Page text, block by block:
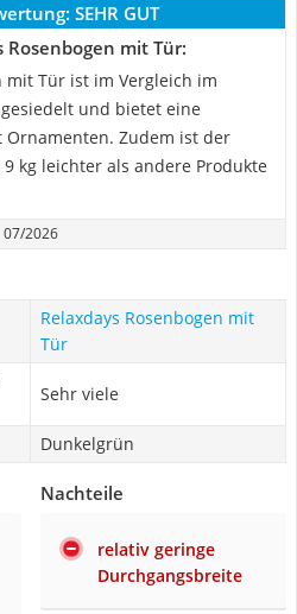
SEHR GUT
Rosenbogen mit Tür:
mit Tür ist im Vergleich im
und bietet eine
Zudem ist der
kg leichter als andere Produkte
07/2026
Relaxdays Rosenbogen mit
Tür
Sehr viele
Dunkelgrün
Nachteile
relativ geringe
Durchgangsbreite